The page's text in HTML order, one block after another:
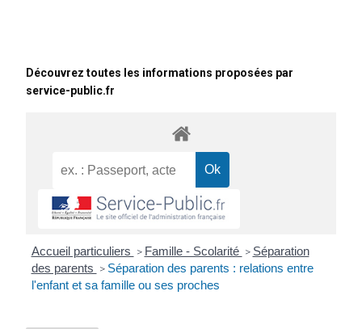
Découvrez toutes les informations proposées par
service-public.fr
Accueil particuliers > Famille - Scolarité > Séparation
des parents > Séparation des parents : relations entre
l'enfant et sa famille ou ses proches